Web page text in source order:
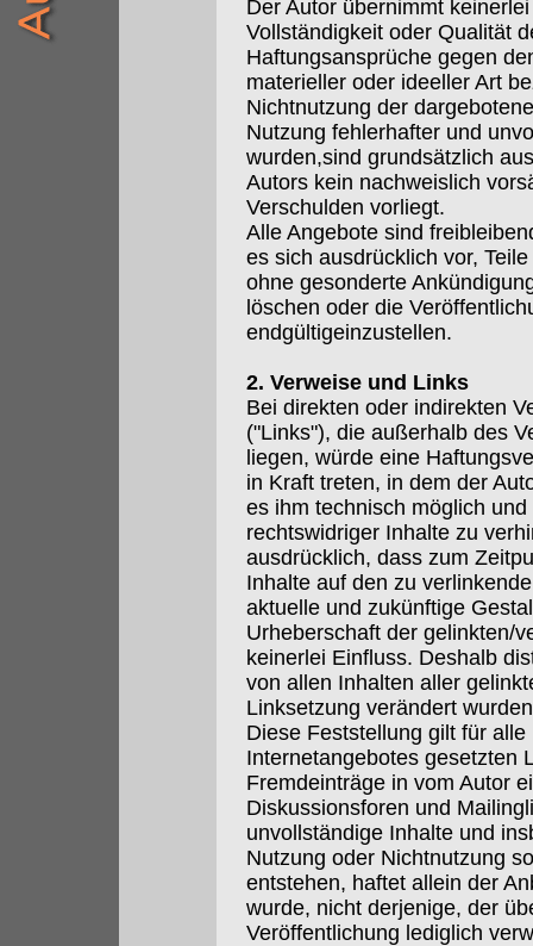
Der Autor übernimmt
Vollständigkeit oder Qualität
Haftungsansprüche gegen
materieller oder ideeller Art
Nichtnutzung der
Nutzung fehlerhafter und
wurden,sind grundsätzlich
Autors kein nachweislich
Verschulden vorliegt.
Alle Angebote sind
es sich ausdrücklich vor,
ohne gesonderte
löschen oder die
endgültigeinzustellen.
2. Verweise und Links
Bei direkten oder indirekten
("Links"), die außerhalb des
liegen, würde eine
in Kraft treten, in dem der
es ihm technisch möglich
rechtswidriger Inhalte zu
ausdrücklich, dass zum
Inhalte auf den zu
aktuelle und zukünftige
Urheberschaft der gelinkten/
keinerlei Einfluss. Deshalb
von allen Inhalten aller
Linksetzung verändert
Diese Feststellung gilt für
Internetangebotes gesetzten
Fremdeinträge in vom Autor
Diskussionsforen und
unvollständige Inhalte und
Nutzung oder Nichtnutzung
entstehen, haftet allein der
wurde, nicht derjenige, der
Veröffentlichung lediglich